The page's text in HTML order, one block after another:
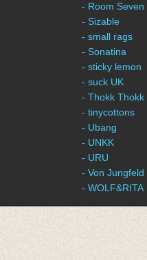
- Room Seven
- Sizable
- small rags
- Sonatina
- sticky lemon
- suck UK
- Thokk Thokk
- tinycottons
- Ubang
- UNKK
- URU
- Von Jungfeld
- WOLF&RITA